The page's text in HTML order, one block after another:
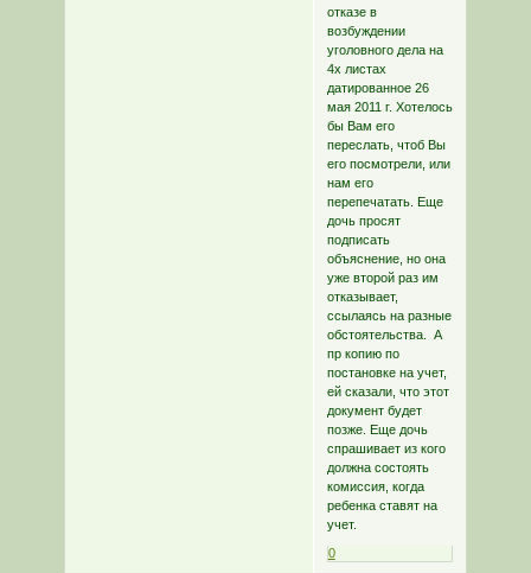
отказе в
возбуждении
уголовного дела на
4х листах
датированное 26
мая 2011 г. Хотелось
бы Вам его
переслать, чтоб Вы
его посмотрели, или
нам его
перепечатать. Еще
дочь просят
подписать
объяснение, но она
уже второй раз им
отказывает,
ссылаясь на разные
обстоятельства. А
пр копию по
постановке на учет,
ей сказали, что этот
документ будет
позже. Еще дочь
спрашивает из кого
должна состоять
комиссия, когда
ребенка ставят на
учет.
0